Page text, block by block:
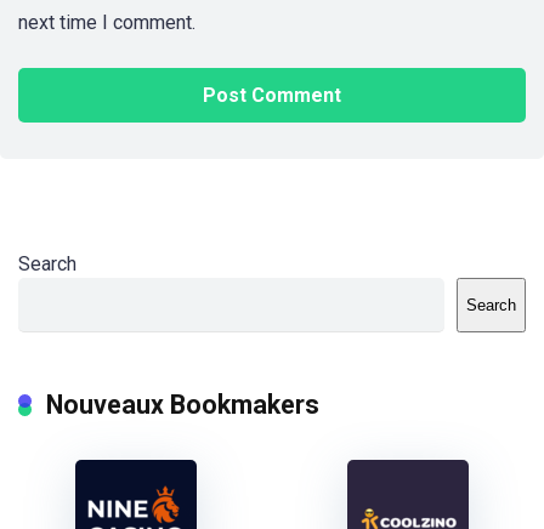
next time I comment.
Search
Search
Nouveaux Bookmakers